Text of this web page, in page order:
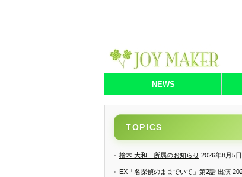
NEWS
TOPICS
檜木 大和 所属のお知らせ 2026年8月5日
EX「名探偵のままでいて」第2話 出演